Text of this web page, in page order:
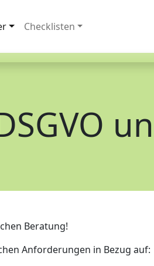
Checklisten
Beratung!
Anforderungen in Bezug auf: